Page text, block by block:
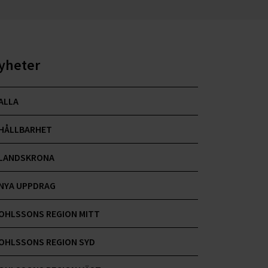
UPPDRAG
REGION MITT
REGION SYD